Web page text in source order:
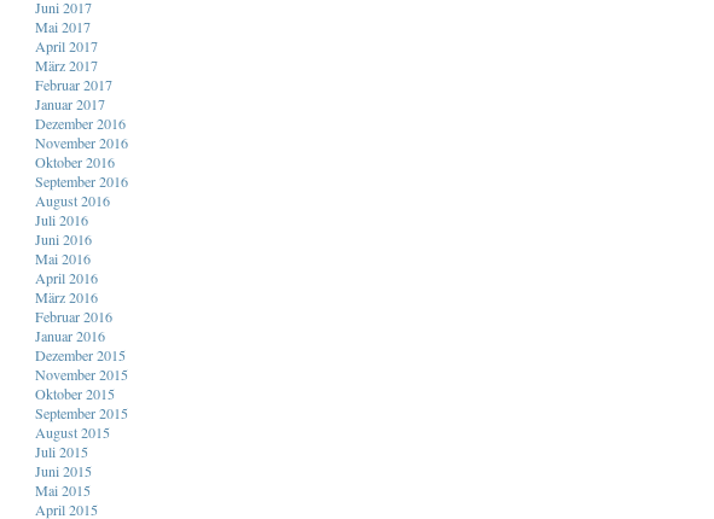
Juni 2017
Mai 2017
April 2017
März 2017
Februar 2017
Januar 2017
Dezember 2016
November 2016
Oktober 2016
September 2016
August 2016
Juli 2016
Juni 2016
Mai 2016
April 2016
März 2016
Februar 2016
Januar 2016
Dezember 2015
November 2015
Oktober 2015
September 2015
August 2015
Juli 2015
Juni 2015
Mai 2015
April 2015